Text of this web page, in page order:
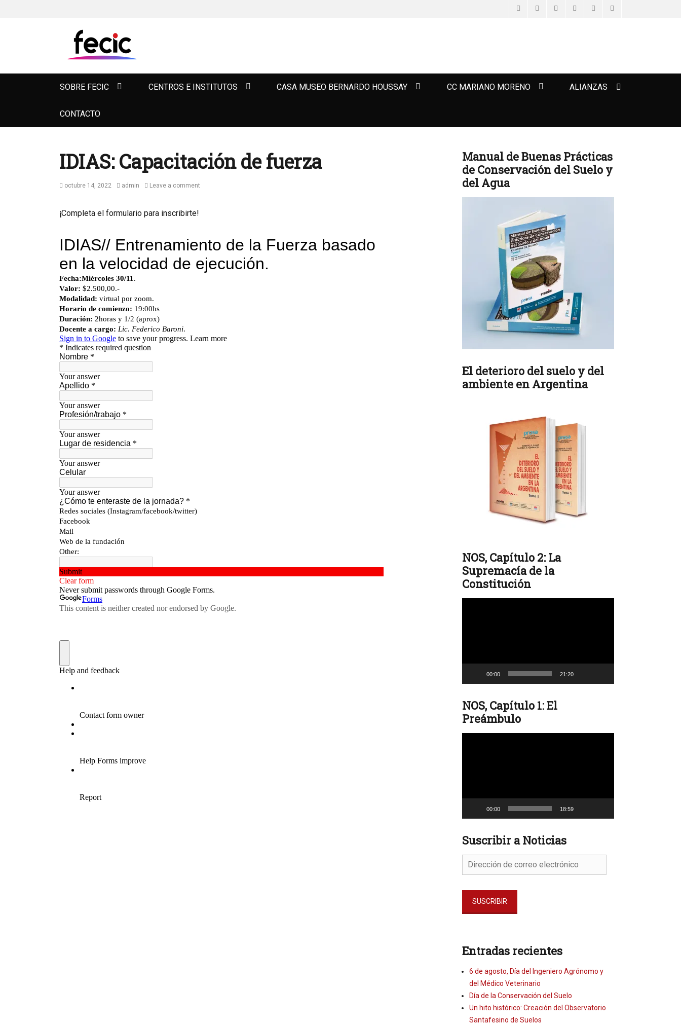
FacebookTwitter Email YouTube
FECIC
Primary
SOBRE FECIC CENTROS E INSTITUTOS CASA MUSEO BERNARDO HOUSSAY CC MARIANO MORENO ALIANZAS
CONTACTO
IDIAS: Capacitación de fuerza
Posted
octubre 14, 2022 Author
admin Leave a comment
¡Completa el formulario para inscribirte!
Manual de Buenas Prácticas
de Conservación del Suelo y
del Agua
El deterioro del suelo y del
ambiente en Argentina
NOS, Capítulo 2: La
Supremacía de la
Constitución
00:00 21:20
NOS, Capítulo 1: El
Preámbulo
00:00 18:59
Suscribir a Noticias
Dirección
electrónico
SUSCRIBIR
Entradas recientes
6 de agosto, Día del Ingeniero Agrónomo y
del Médico Veterinario
Día de la Conservación del Suelo
Un hito histórico: Creación del Observatorio
Santafesino de Suelos